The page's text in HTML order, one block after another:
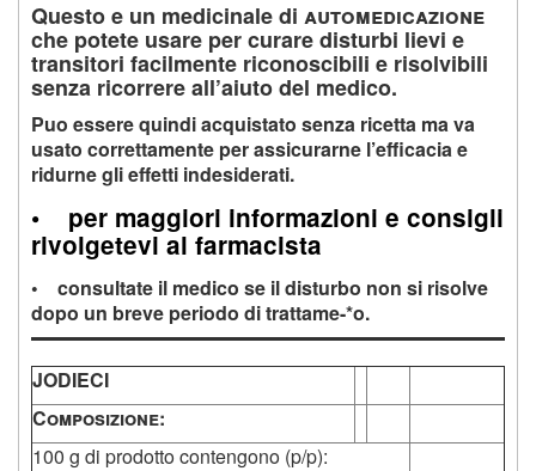
Questo e un medicinale di automedicazione
che potete usare per curare disturbi lievi e
transitori facilmente riconoscibili e risolvibili
senza ricorrere all’aiuto del medico.
Puo essere quindi acquistato senza ricetta ma va
usato correttamente per assicurarne l’efficacia e
ridurne gli effetti indesiderati.
• per maggiori informazioni e consigli
rivolgetevi al farmacista
• consultate il medico se il disturbo non si risolve
dopo un breve periodo di trattame-*o.
JODIECI
Composizione:
100 g di prodotto contengono (p/p):